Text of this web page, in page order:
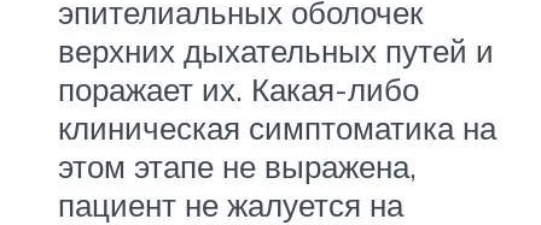
эпителиальных оболочек
верхних дыхательных путей и
поражает их. Какая-либо
клиническая симптоматика на
этом этапе не выражена,
пациент не жалуется на